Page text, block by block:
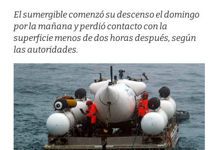
El sumergible comenzó su descenso el domingo
por la mañana y perdió contacto con la
superficie menos de dos horas después, según
las autoridades.